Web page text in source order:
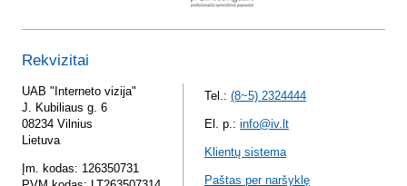
Rekvizitai
UAB "Interneto vizija"
J. Kubiliaus g. 6
08234 Vilnius
Lietuva
Įm. kodas: 126350731
Tel.: (8~5) 2324444
El. p.: info@iv.lt
Klientų sistema
Paštas per naršyklę